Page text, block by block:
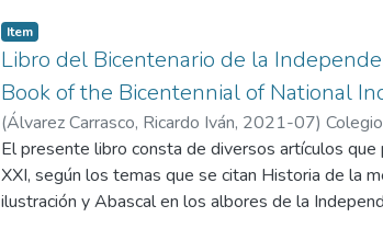
asistenciales, entre otros temas, que reflejan los
personajes, motivo de reflexión y de acción para
hospital, impregnadas de calor humano.
desarrollo de la medicina peruana, incluye
conocidas de diferentes personajes y
reproducción gráfica se acompaña de una nota
respectivas citas bibliográficas. Mediante este
rol de contribuir a mantener el acervo gráfico de la
que se constituye como una importante obra de
Item
Libro del Bicentenario de la
Book of the Bicentennial of National
(Álvarez Carrasco, Ricardo Iván, 2021-07)
El presente libro consta de diversos artículos
XXI, según los temas que se citan Historia de la
ilustración y Abascal en los albores de la